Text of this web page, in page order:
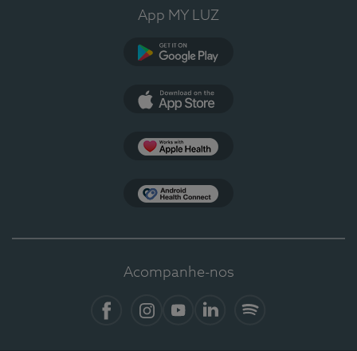
App MY LUZ
Acompanhe-nos